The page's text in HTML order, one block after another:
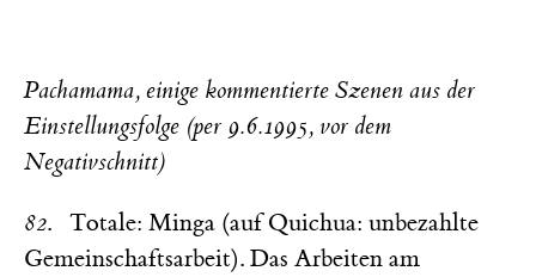
Pachamama, einige kommentierte Szenen aus der
Einstellungsfolge (per 9.6.1995, vor dem
Negativschnitt)
82. Totale: Minga (auf Quichua: unbezahlte
Gemeinschaftsarbeit). Das Arbeiten am